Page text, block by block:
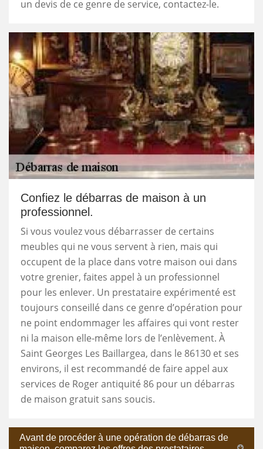
un devis de ce genre de service, contactez-le.
Confiez le débarras de maison à un
professionnel.
Si vous voulez vous débarrasser de certains
meubles qui ne vous servent à rien, mais qui
occupent de la place dans votre maison oui dans
votre grenier, faites appel à un professionnel
pour les enlever. Un prestataire expérimenté est
toujours conseillé dans ce genre d’opération pour
ne point endommager les affaires qui vont rester
ni la maison elle-même lors de l’enlèvement. À
Saint Georges Les Baillargea, dans le 86130 et ses
environs, il est recommandé de faire appel aux
services de Roger antiquité 86 pour un débarras
de maison gratuit sans soucis.
Avant de procéder à une opération de débarras de